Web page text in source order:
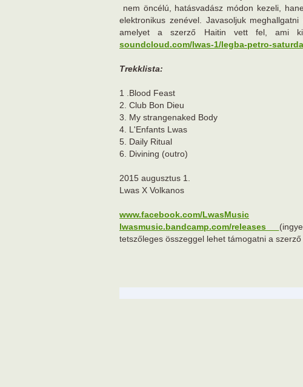
nem öncélú, hatásvadász módon kezeli,
elektronikus zenével. Javasoljuk
amelyet a szerző Haitin vett fel, ami
soundcloud.com/lwas-1/legba-petro-
Trekklista:
1 .Blood Feast
2. Club Bon Dieu
3. My strangenaked Body
4. L'Enfants Lwas
5. Daily Ritual
6. Divining (outro)
2015 augusztus 1.
Lwas X Volkanos
www.facebook.com/LwasMusic
lwasmusic.bandcamp.com/releases
tetszőleges összeggel lehet támogatni a